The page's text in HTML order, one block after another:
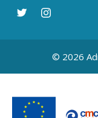
© 2026